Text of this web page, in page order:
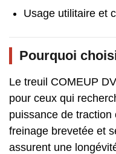
Usage utilitaire et
Pourquoi
Le treuil COMEUP
pour ceux qui
puissance de
freinage brevetée et
assurent une